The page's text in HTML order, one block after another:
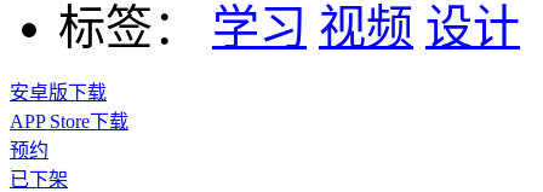
标签：
学习 视频 设计
安卓版下载
APP Store下载
预约
已下架